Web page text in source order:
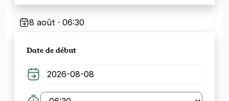
8 août · 06:30
Date de début